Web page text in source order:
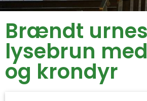
Brændt
lysebrun
og krondyr